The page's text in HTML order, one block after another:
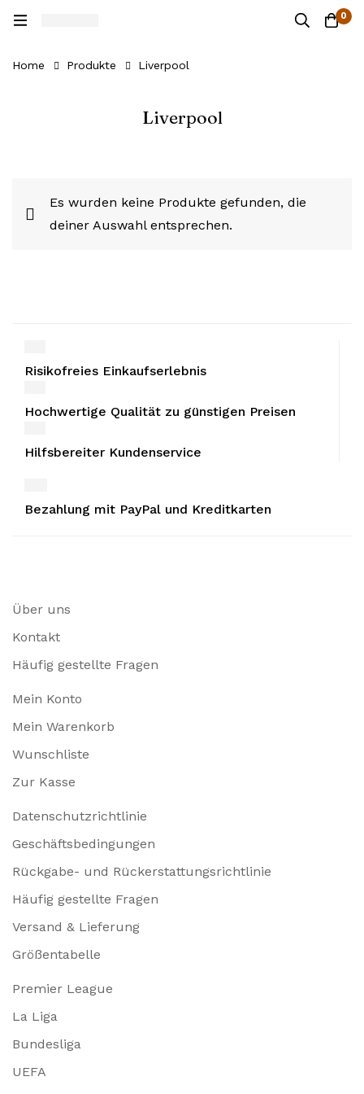
0
Home Produkte Liverpool
Liverpool
Es wurden keine Produkte gefunden, die
deiner Auswahl entsprechen.
Risikofreies Einkaufserlebnis
Hochwertige Qualität zu günstigen Preisen
Hilfsbereiter Kundenservice
Bezahlung mit PayPal und Kreditkarten
Über uns
Kontakt
Häufig gestellte Fragen
Mein Konto
Mein Warenkorb
Wunschliste
Zur Kasse
Datenschutzrichtlinie
Geschäftsbedingungen
Rückgabe- und Rückerstattungsrichtlinie
Häufig gestellte Fragen
Versand & Lieferung
Größentabelle
Premier League
La Liga
Bundesliga
UEFA